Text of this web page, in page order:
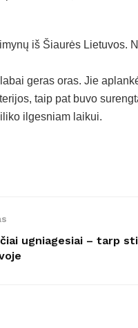
iš Šiaurės Lietuvos.
geras oras. Jie
taip pat buvo
ilgesniam laikui.
ugniagesiai – tarp